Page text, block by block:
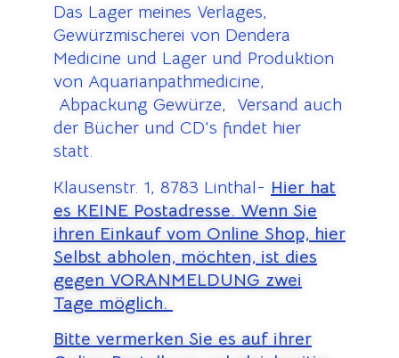
Das Lager meines Verlages,
Gewürzmischerei von Dendera
Medicine und Lager und Produktion
von Aquarianpathmedicine,
Abpackung Gewürze, Versand auch
der Bücher und CD’s findet hier
statt.
Klausenstr. 1, 8783 Linthal- Hier hat
es KEINE Postadresse. Wenn Sie
ihren Einkauf vom Online Shop, hier
Selbst abholen, möchten, ist dies
gegen VORANMELDUNG zwei
Tage möglich.
Bitte vermerken Sie es auf ihrer